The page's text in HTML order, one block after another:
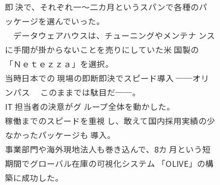
即 決で、それぞれ一〜二カ月というスパンで各種のパ
ッケージを選んでいった。
データウェアハウスは、チューニングやメンテナ ンス
に手間が掛からないことを売りにしていた米 国製の
「Ｎｅｔｅｚｚａ」を選択。
当時日本での 現場の即断即決でスピード導入 ──オリ
ンパス このままでは駄目だ──。
IT 担当者の決意がグ ループ全体を動かした。
稼働までのスピードを重視 し、敢えて国内採用実績の少
なかったパッケージも 導入。
事業部門や海外現地法人も巻き込んで、8カ 月という短
期間でグローバル在庫の可視化システム 「OLIVE」の構
築に成功した。